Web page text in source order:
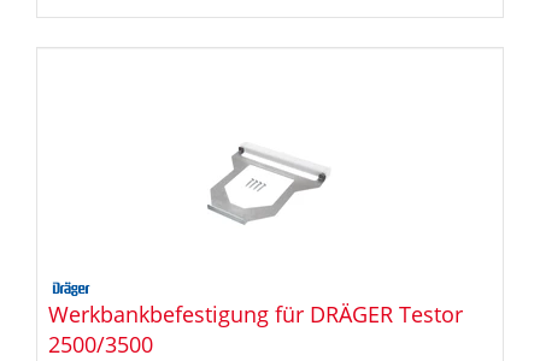
Werkbankbefestigung für DRÄGER Testor
2500/3500